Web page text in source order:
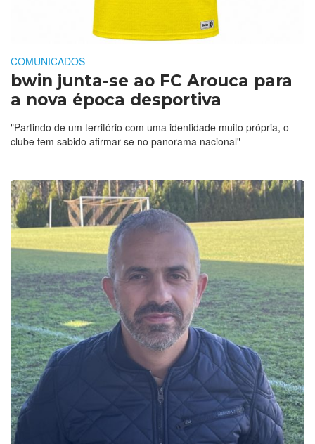
COMUNICADOS
bwin junta-se ao FC Arouca para
a nova época desportiva
"Partindo de um território com uma identidade muito própria, o
clube tem sabido afirmar-se no panorama nacional"